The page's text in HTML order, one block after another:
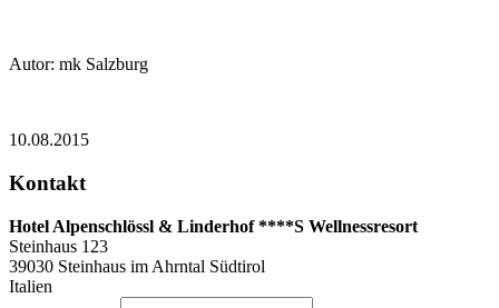
Autor: mk Salzburg
10.08.2015
Kontakt
Hotel Alpenschlössl & Linderhof ****S Wellnessresort
Steinhaus 123
39030 Steinhaus im Ahrntal Südtirol
Italien